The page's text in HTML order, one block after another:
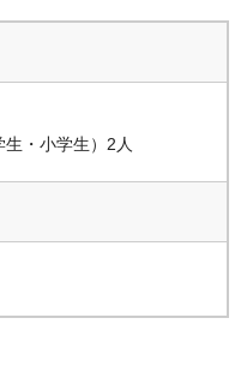
・小学生）2人